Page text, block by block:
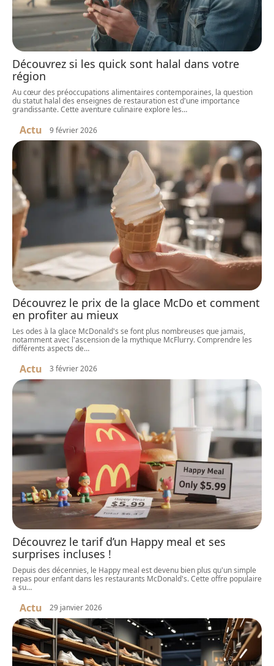
Découvrez si les quick sont halal dans votre
région
Au cœur des préoccupations alimentaires contemporaines, la question
du statut halal des enseignes de restauration est d'une importance
grandissante. Cette aventure culinaire explore les…
Actu 9 février 2026
Découvrez le prix de la glace McDo et comment
en profiter au mieux
Les odes à la glace McDonald's se font plus nombreuses que jamais,
notamment avec l'ascension de la mythique McFlurry. Comprendre les
différents aspects de…
Actu 3 février 2026
Découvrez le tarif d’un Happy meal et ses
surprises incluses !
Depuis des décennies, le Happy meal est devenu bien plus qu'un simple
repas pour enfant dans les restaurants McDonald's. Cette offre populaire
a su…
Actu 29 janvier 2026